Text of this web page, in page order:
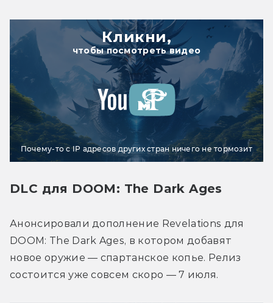
Кликни,
чтобы посмотреть видео
Почему-то с IP адресов других стран ничего не тормозит
DLC для DOOM: The Dark Ages
Анонсировали дополнение Revelations для
DOOM: The Dark Ages, в котором добавят
новое оружие — спартанское копье. Релиз
состоится уже совсем скоро — 7 июля.